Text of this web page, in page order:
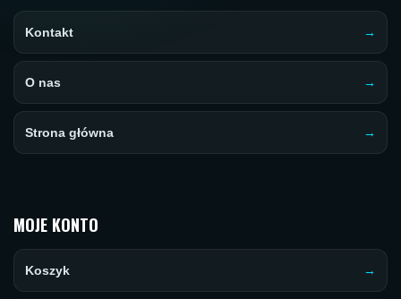
Kontakt
O nas
Strona główna
MOJE KONTO
Koszyk